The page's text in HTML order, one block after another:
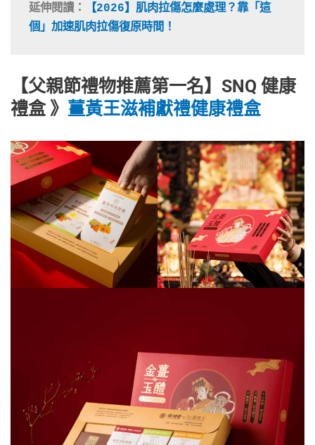
延伸閱讀：
【2026】肌肉拉傷怎麼處理？靠「這
個」加速肌肉拉傷復原時間！
【父親節禮物推薦第一名】SNQ 健康
禮盒 》 薑黃王滋補獻禮健康禮盒